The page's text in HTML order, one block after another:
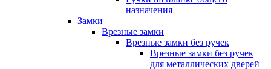
назначения
Замки
Врезные замки
Врезные замки без ручек
Врезные замки без ручек
для металлических дверей